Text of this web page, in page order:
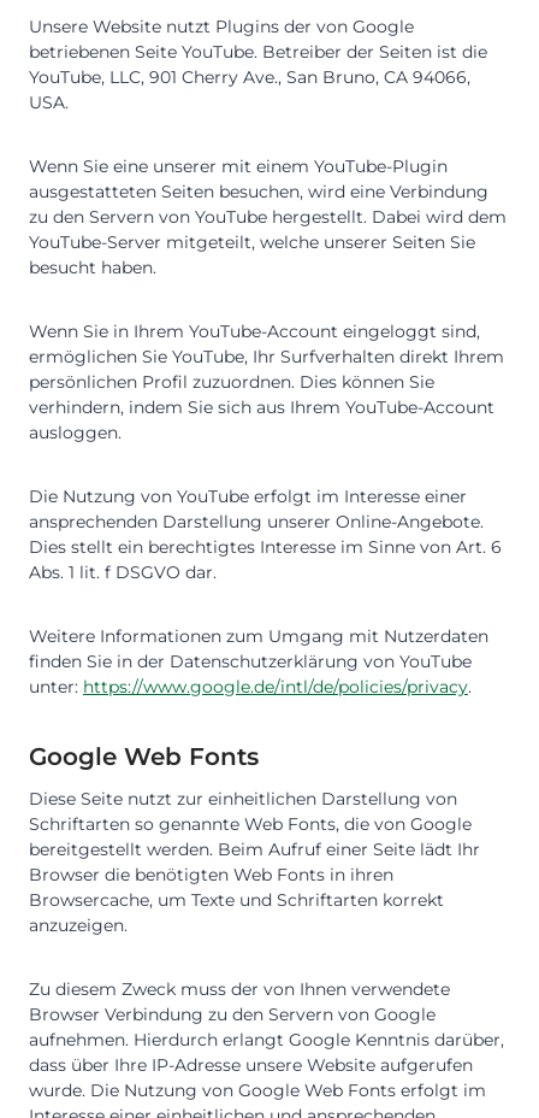
Unsere Website nutzt Plugins der von Google
betriebenen Seite YouTube. Betreiber der Seiten ist die
YouTube, LLC, 901 Cherry Ave., San Bruno, CA 94066,
USA.
Wenn Sie eine unserer mit einem YouTube-Plugin
ausgestatteten Seiten besuchen, wird eine Verbindung
zu den Servern von YouTube hergestellt. Dabei wird dem
YouTube-Server mitgeteilt, welche unserer Seiten Sie
besucht haben.
Wenn Sie in Ihrem YouTube-Account eingeloggt sind,
ermöglichen Sie YouTube, Ihr Surfverhalten direkt Ihrem
persönlichen Profil zuzuordnen. Dies können Sie
verhindern, indem Sie sich aus Ihrem YouTube-Account
ausloggen.
Die Nutzung von YouTube erfolgt im Interesse einer
ansprechenden Darstellung unserer Online-Angebote.
Dies stellt ein berechtigtes Interesse im Sinne von Art. 6
Abs. 1 lit. f DSGVO dar.
Weitere Informationen zum Umgang mit Nutzerdaten
finden Sie in der Datenschutzerklärung von YouTube
unter: https://www.google.de/intl/de/policies/privacy.
Google Web Fonts
Diese Seite nutzt zur einheitlichen Darstellung von
Schriftarten so genannte Web Fonts, die von Google
bereitgestellt werden. Beim Aufruf einer Seite lädt Ihr
Browser die benötigten Web Fonts in ihren
Browsercache, um Texte und Schriftarten korrekt
anzuzeigen.
Zu diesem Zweck muss der von Ihnen verwendete
Browser Verbindung zu den Servern von Google
aufnehmen. Hierdurch erlangt Google Kenntnis darüber,
dass über Ihre IP-Adresse unsere Website aufgerufen
wurde. Die Nutzung von Google Web Fonts erfolgt im